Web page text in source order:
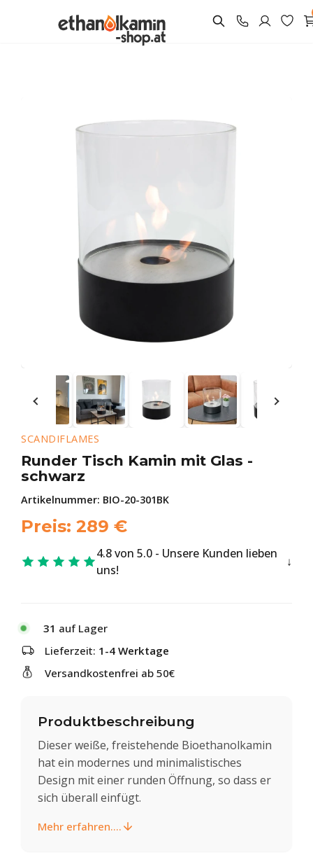
SCANDIFLAMES
Runder Tisch Kamin mit Glas -
schwarz
Artikelnummer: BIO-20-301BK
Preis: 289 €
4.8 von 5.0 - Unsere Kunden lieben
uns!
31 auf Lager
Lieferzeit: 1-4 Werktage
Versandkostenfrei ab 50€
Produktbeschreibung
Dieser weiße, freistehende Bioethanolkamin
hat ein modernes und minimalistisches
Design mit einer runden Öffnung, so dass er
sich überall einfügt.
Mehr erfahren....